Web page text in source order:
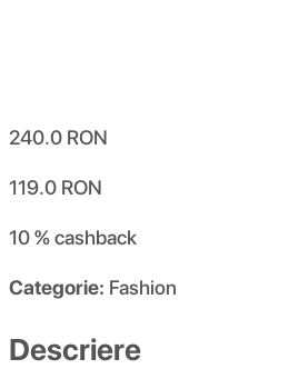
240.0 RON
119.0 RON
10 %cashback
Categorie: Fashion
Descriere